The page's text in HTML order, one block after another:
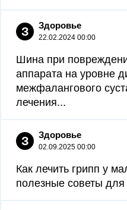
З Здоровье
22.02.2024 00:00
Шина при
аппарата на уровне
межфалангового
лечения...
З Здоровье
02.09.2025 00:00
Как лечить грипп у
полезные советы для